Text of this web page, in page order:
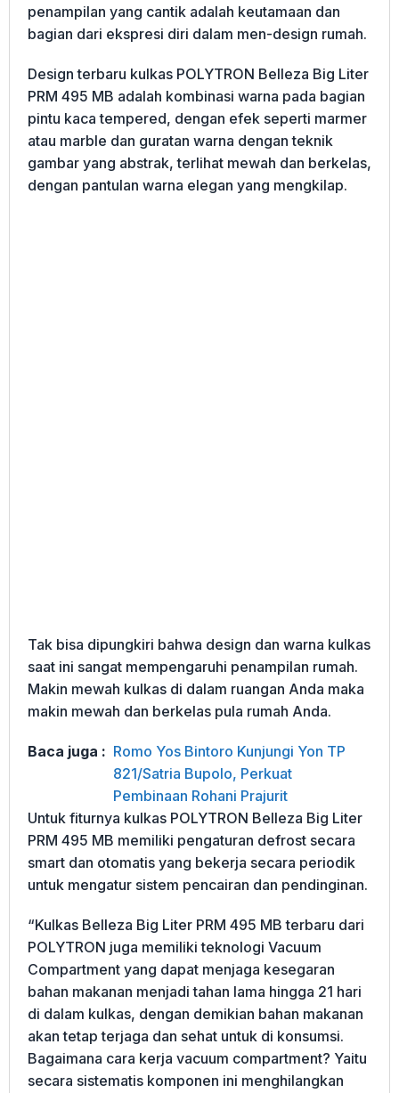
penampilan yang cantik adalah keutamaan dan
bagian dari ekspresi diri dalam men-design rumah.
Design terbaru kulkas POLYTRON Belleza Big Liter
PRM 495 MB adalah kombinasi warna pada bagian
pintu kaca tempered, dengan efek seperti marmer
atau marble dan guratan warna dengan teknik
gambar yang abstrak, terlihat mewah dan berkelas,
dengan pantulan warna elegan yang mengkilap.
Tak bisa dipungkiri bahwa design dan warna kulkas
saat ini sangat mempengaruhi penampilan rumah.
Makin mewah kulkas di dalam ruangan Anda maka
makin mewah dan berkelas pula rumah Anda.
Baca juga : Romo Yos Bintoro Kunjungi Yon TP
821/Satria Bupolo, Perkuat
Pembinaan Rohani Prajurit
Untuk fiturnya kulkas POLYTRON Belleza Big Liter
PRM 495 MB memiliki pengaturan defrost secara
smart dan otomatis yang bekerja secara periodik
untuk mengatur sistem pencairan dan pendinginan.
“Kulkas Belleza Big Liter PRM 495 MB terbaru dari
POLYTRON juga memiliki teknologi Vacuum
Compartment yang dapat menjaga kesegaran
bahan makanan menjadi tahan lama hingga 21 hari
di dalam kulkas, dengan demikian bahan makanan
akan tetap terjaga dan sehat untuk di konsumsi.
Bagaimana cara kerja vacuum compartment? Yaitu
secara sistematis komponen ini menghilangkan